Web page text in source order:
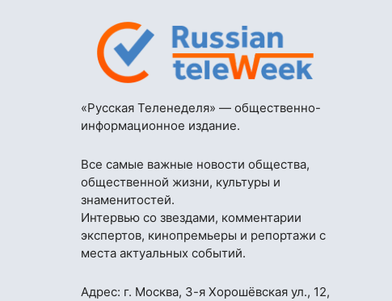
«Русская Теленеделя» — общественно-
информационное издание.
Все самые важные новости общества,
общественной жизни, культуры и
знаменитостей.
Интервью со звездами, комментарии
экспертов, кинопремьеры и репортажи с
места актуальных событий.
Адрес: г. Москва, 3-я Хорошёвская ул., 12,